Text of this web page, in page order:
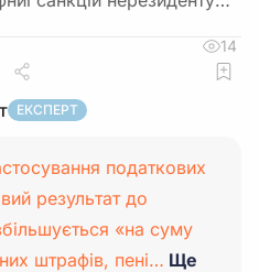
14
ЕКСПЕРТ
податкових
результат до
«на суму
штрафів, пені… Ще